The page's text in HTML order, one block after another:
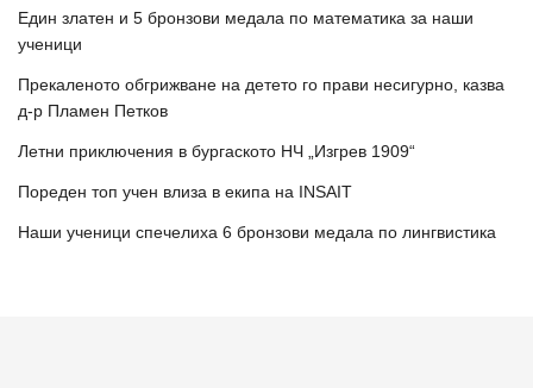
Един златен и 5 бронзови медала по математика за наши
ученици
Прекаленото обгрижване на детето го прави несигурно, казва
д-р Пламен Петков
Летни приключения в бургаското НЧ „Изгрев 1909“
Пореден топ учен влиза в екипа на INSAIT
Наши ученици спечелиха 6 бронзови медала по лингвистика